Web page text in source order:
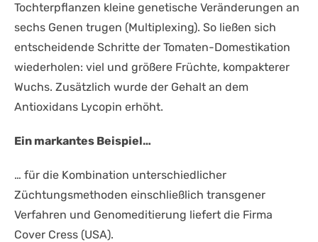
Tochterpflanzen kleine genetische Veränderungen an
sechs Genen trugen (Multiplexing). So ließen sich
entscheidende Schritte der Tomaten-Domestikation
wiederholen: viel und größere Früchte, kompakterer
Wuchs. Zusätzlich wurde der Gehalt an dem
Antioxidans Lycopin erhöht.
Ein markantes Beispiel…
… für die Kombination unterschiedlicher
Züchtungsmethoden einschließlich transgener
Verfahren und Genomeditierung liefert die Firma
Cover Cress (USA).